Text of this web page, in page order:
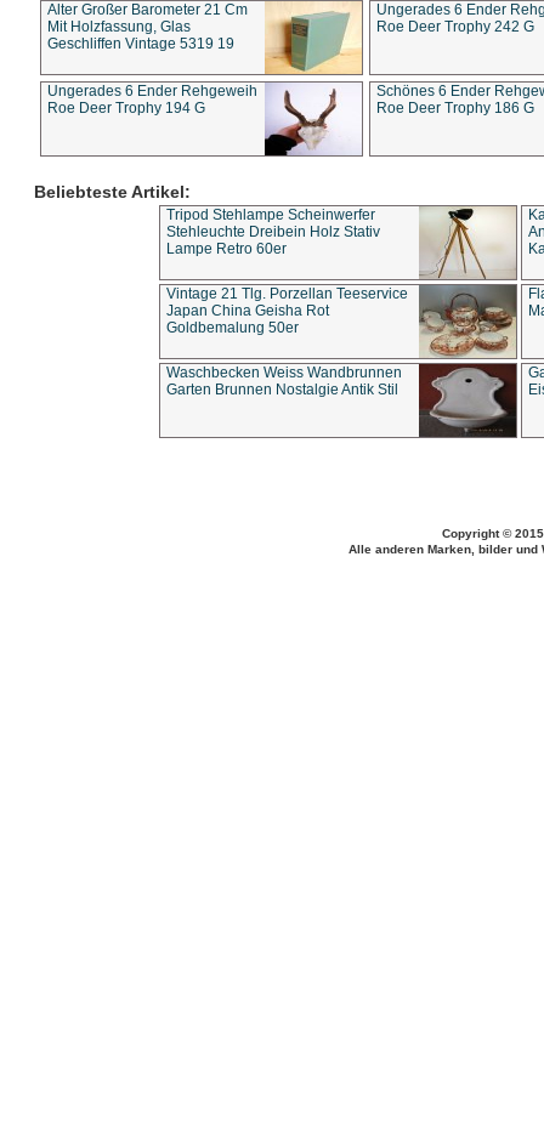
Alter Großer Barometer 21 Cm
Mit Holzfassung, Glas
Geschliffen Vintage 5319 19
Ungerades 6 Ender
Roe Deer Trophy 242 G
Ungerades 6 Ender Rehgeweih
Roe Deer Trophy 194 G
Schönes 6 Ender
Roe Deer Trophy 186 G
Beliebteste Artikel:
Tripod Stehlampe Scheinwerfer
Stehleuchte Dreibein Holz Stativ
Lampe Retro 60er
Vintage 21 Tlg. Porzellan Teeservice
Japan China Geisha Rot
Goldbemalung 50er
Waschbecken Weiss Wandbrunnen
Garten Brunnen Nostalgie Antik Stil
Copyright ©
Alle anderen Marken, bilder und